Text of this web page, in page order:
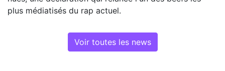
plus médiatisés du rap actuel.
Voir toutes les news